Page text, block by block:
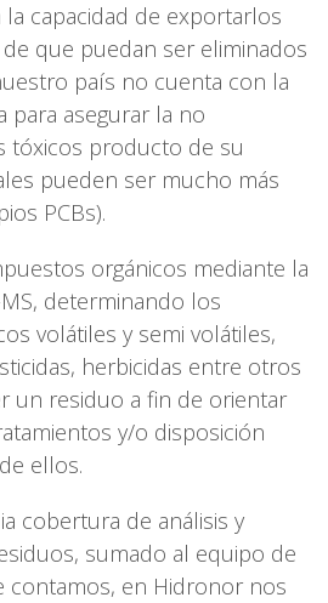
capacidad de exportarlos
que puedan ser eliminados
país no cuenta con la
para asegurar la no
tóxicos producto de su
pueden ser mucho más
PCBs).
orgánicos mediante la
determinando los
volátiles y semi volátiles,
herbicidas entre otros
un residuo a fin de orientar
y/o disposición
ellos.
cobertura de análisis y
sumado al equipo de
contamos, en Hidronor nos